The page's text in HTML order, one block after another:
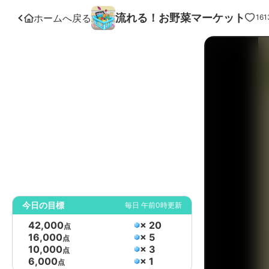
ホームへ戻る 流れる！お野菜マーケット
今日の目標 毎日 午前0時更新
42,000点
× 20
16,000点
× 5
10,000点
× 3
6,000点 × 1